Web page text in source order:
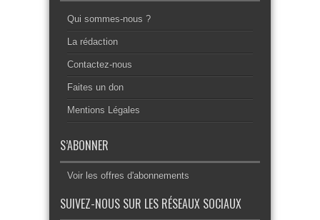
Qui sommes-nous ?
La rédaction
Contactez-nous
Faites un don
Mentions Légales
S’ABONNER
Voir les offres d'abonnements
SUIVEZ-NOUS SUR LES RÉSEAUX SOCIAUX